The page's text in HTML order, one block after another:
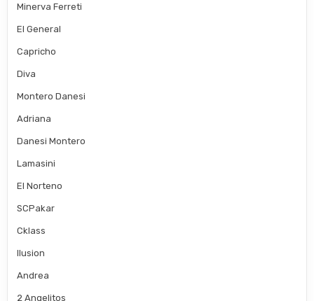
Minerva Ferreti
El General
Capricho
Diva
Montero Danesi
Adriana
Danesi Montero
Lamasini
El Norteno
SCPakar
Cklass
Ilusion
Andrea
2 Angelitos